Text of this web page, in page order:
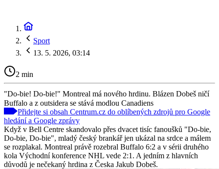
Sport
13. 5. 2026, 03:14
2 min
"Do-bie! Do-bie!" Montreal má nového hrdinu. Blázen Dobeš ničí
Buffalo a z outsidera se stává modlou Canadiens
Přidejte si obsah Centrum.cz do oblíbených zdrojů pro Google
hledání a Google zprávy
Když v Bell Centre skandovalo přes dvacet tisíc fanoušků "Do-bie,
Do-bie, Do-bie", mladý český brankář jen ukázal na srdce a málem
se rozplakal. Montreal právě rozebral Buffalo 6:2 a v sérii druhého
kola Východní konference NHL vede 2:1. A jedním z hlavních
důvodů je nečekaný hrdina z Česka Jakub Dobeš.